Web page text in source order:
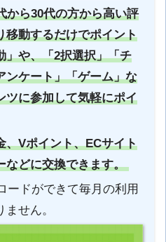
から30代の方から高い評
移動するだけでポイント
」や、「2択選択」「チ
ンケート」「ゲーム」な
ツに参加して気軽にポイ
、Vポイント、ECサイト
などに交換できます。
ードができて毎月の利用
せん。